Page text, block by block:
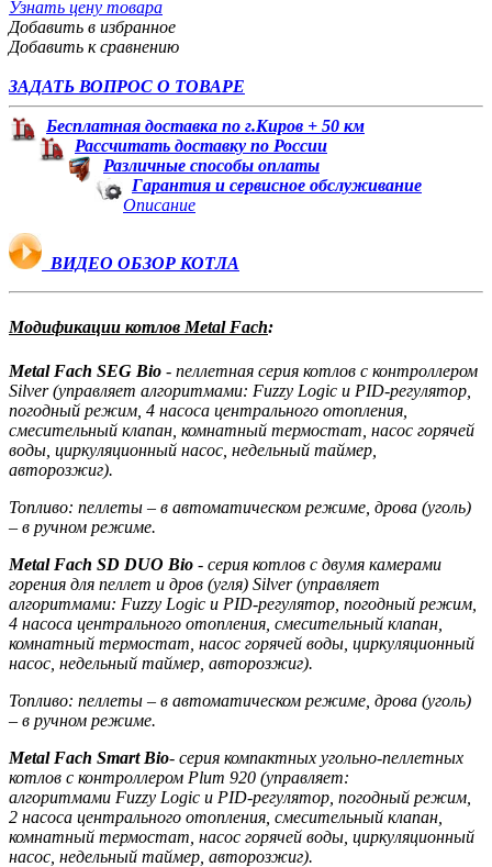
Узнать цену товара
Добавить в избранное
Добавить к сравнению
ЗАДАТЬ ВОПРОС О ТОВАРЕ
Бесплатная доставка по г.Киров + 50 км
Рассчитать доставку по России
Различные способы оплаты
Гарантия и сервисное обслуживание
Описание
ВИДЕО ОБЗОР КОТЛА
Модификации котлов Metal Fach:
Metal Fach SEG Bio - пеллетная серия котлов с контроллером
Silver (управляет алгоритмами: Fuzzy Logic и PID-регулятор,
погодный режим, 4 насоса центрального отопления,
смесительный клапан, комнатный термостат, насос горячей
воды, циркуляционный насос, недельный таймер,
авторозжиг).
Топливо: пеллеты – в автоматическом режиме, дрова (уголь)
– в ручном режиме.
Metal Fach SD DUO Bio - серия котлов с двумя камерами
горения для пеллет и дров (угля) Silver (управляет
алгоритмами: Fuzzy Logic и PID-регулятор, погодный режим,
4 насоса центрального отопления, смесительный клапан,
комнатный термостат, насос горячей воды, циркуляционный
насос, недельный таймер, авторозжиг).
Топливо: пеллеты – в автоматическом режиме, дрова (уголь)
– в ручном режиме.
Metal Fach Smart Bio- серия компактных угольно-пеллетных
котлов с контроллером Plum 920 (управляет:
алгоритмами Fuzzy Logic и PID-регулятор, погодный режим,
2 насоса центрального отопления, смесительный клапан,
комнатный термостат, насос горячей воды, циркуляционный
насос, недельный таймер, авторозжиг).